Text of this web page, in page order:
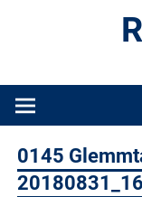
Produkttests und
0145